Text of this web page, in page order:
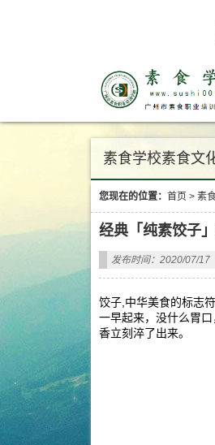
素食学校素食文
您现在的位置： 首页 > 素
经典「纯素饺子
发布时间：2020/07/17
饺子,中华美食的标志
一早起来，没什么胃
香立刻淬了出来。